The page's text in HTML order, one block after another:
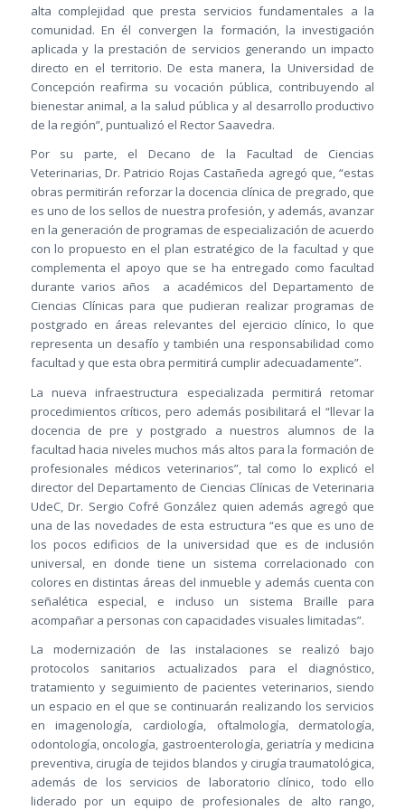
alta complejidad que presta servicios fundamentales a la
comunidad. En él convergen la formación, la investigación
aplicada y la prestación de servicios generando un impacto
directo en el territorio. De esta manera, la Universidad de
Concepción reafirma su vocación pública, contribuyendo al
bienestar animal, a la salud pública y al desarrollo productivo
de la región”, puntualizó el Rector Saavedra.
Por su parte, el Decano de la Facultad de Ciencias
Veterinarias, Dr. Patricio Rojas Castañeda agregó que, “estas
obras permitirán reforzar la docencia clínica de pregrado, que
es uno de los sellos de nuestra profesión, y además, avanzar
en la generación de programas de especialización de acuerdo
con lo propuesto en el plan estratégico de la facultad y que
complementa el apoyo que se ha entregado como facultad
durante varios años a académicos del Departamento de
Ciencias Clínicas para que pudieran realizar programas de
postgrado en áreas relevantes del ejercicio clínico, lo que
representa un desafío y también una responsabilidad como
facultad y que esta obra permitirá cumplir adecuadamente”.
La nueva infraestructura especializada permitirá retomar
procedimientos críticos, pero además posibilitará el “llevar la
docencia de pre y postgrado a nuestros alumnos de la
facultad hacia niveles muchos más altos para la formación de
profesionales médicos veterinarios”, tal como lo explicó el
director del Departamento de Ciencias Clínicas de Veterinaria
UdeC, Dr. Sergio Cofré González quien además agregó que
una de las novedades de esta estructura “es que es uno de
los pocos edificios de la universidad que es de inclusión
universal, en donde tiene un sistema correlacionado con
colores en distintas áreas del inmueble y además cuenta con
señalética especial, e incluso un sistema Braille para
acompañar a personas con capacidades visuales limitadas”.
La modernización de las instalaciones se realizó bajo
protocolos sanitarios actualizados para el diagnóstico,
tratamiento y seguimiento de pacientes veterinarios, siendo
un espacio en el que se continuarán realizando los servicios
en imagenología, cardiología, oftalmología, dermatología,
odontología, oncología, gastroenterología, geriatría y medicina
preventiva, cirugía de tejidos blandos y cirugía traumatológica,
además de los servicios de laboratorio clínico, todo ello
liderado por un equipo de profesionales de alto rango,